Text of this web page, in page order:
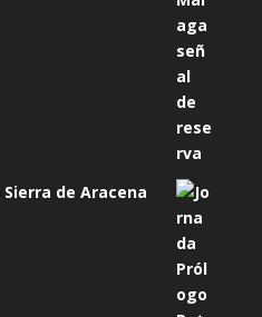
de Aracena